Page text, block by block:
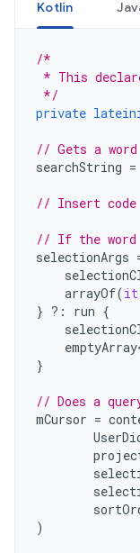
Kotlin
/*
* This
*/
private
// Gets a
searchString =
// Insert
// If the word
selectionArgs
arrayOf(it
} ?: run {
}
// Does a
mCursor =
)